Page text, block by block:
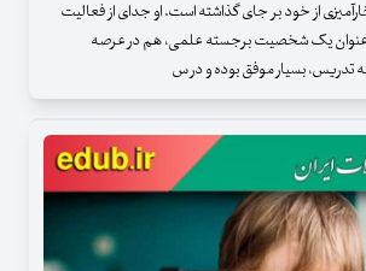
از خود بر جای گذاشته است. او جدای از فعالیت
عنوان یک شخصیت برجسته علمی، هم در عرصه
بسیار موفق بوده و در س